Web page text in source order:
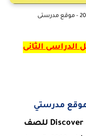
الدراسى الثانى
مدرستي
Discover للصف